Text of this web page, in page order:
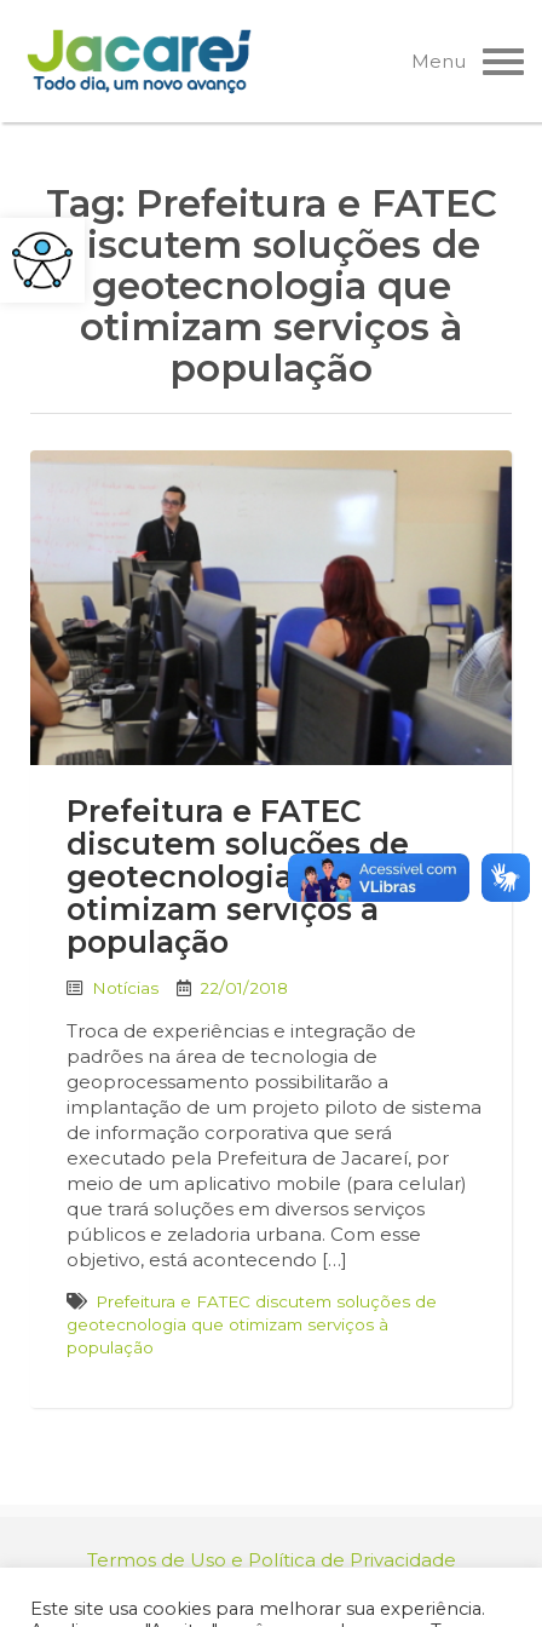
Pular
para
o
Menu
Tag: Prefeitura e FATEC
discutem soluções de
geotecnologia que
otimizam serviços à
população
Prefeitura e FATEC
discutem soluções de
geotecnologia que
otimizam serviços à
população
Notícias 22/01/2018
Troca de experiências e integração de
padrões na área de tecnologia de
geoprocessamento possibilitarão a
implantação de um projeto piloto de sistema
de informação corporativa que será
executado pela Prefeitura de Jacareí, por
meio de um aplicativo mobile (para celular)
que trará soluções em diversos serviços
públicos e zeladoria urbana. Com esse
objetivo, está acontecendo […]
Prefeitura e FATEC discutem soluções de
geotecnologia que otimizam serviços à
população
Termos de Uso e Política de Privacidade
46.694.139/0001-83 | (12) 3955-9000
Este site usa cookies para melhorar sua experiência.